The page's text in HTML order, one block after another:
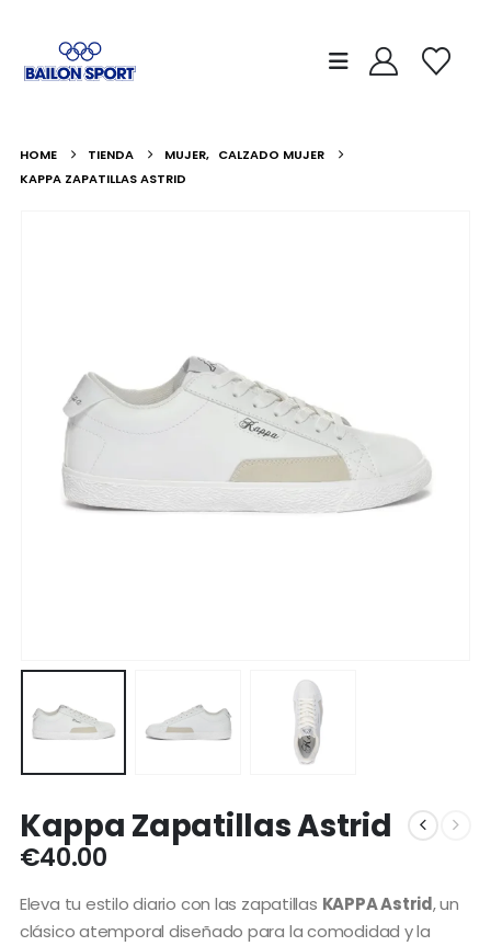
HOME TIENDA MUJER, CALZADO MUJER
KAPPA ZAPATILLAS ASTRID
Kappa Zapatillas Astrid
€40.00
Eleva tu estilo diario con las zapatillas KAPPA Astrid, un
clásico atemporal diseñado para la comodidad y la